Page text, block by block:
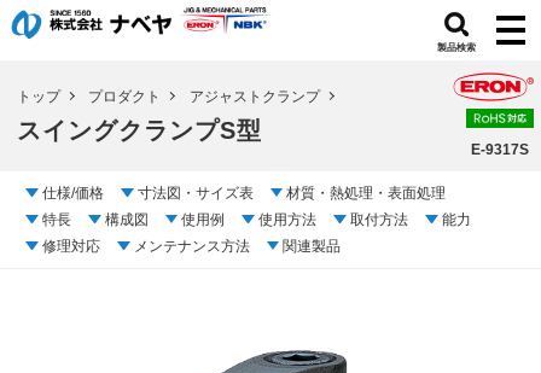
製品検索
トップ プロダクト アジャストクランプ
スイングクランプS型
E-9317S
仕様/価格 寸法図・サイズ表
材質・熱処理・表面処理
特長
構成図 使用例 使用方法 取付方法
能力
修理対応
メンテナンス方法 関連製品